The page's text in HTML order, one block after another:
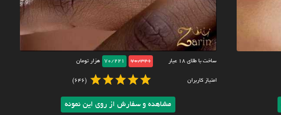
ساخت با طلای ۱۸ عیار 70/321
70/221 هزار تومان
امتیاز کاربران (646)
مشاهده و سفارش از روی این نمونه